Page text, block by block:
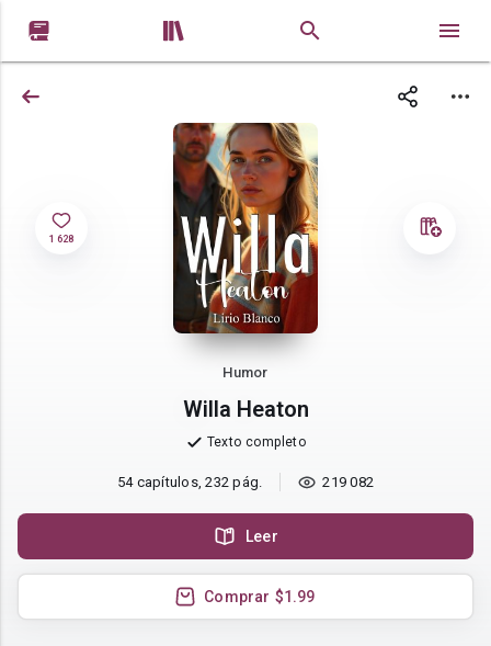
 
1 628
Humor
Willa Heaton
Texto completo
54 capítulos, 232 pág. 219 082
Leer
Comprar $1.99